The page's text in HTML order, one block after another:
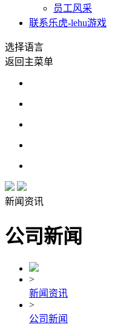
员工风采
联系乐虎-lehu游戏
选择语言
返回主菜单
新闻资讯
公司新闻
>
新闻资讯
>
公司新闻